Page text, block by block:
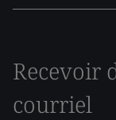
Recevoir
courriel